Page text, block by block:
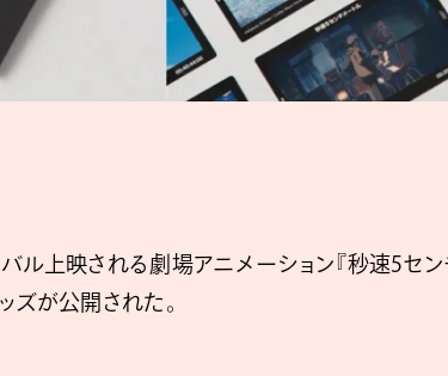
バル上映される劇場アニメーション『秒速5セン
ズが公開された。